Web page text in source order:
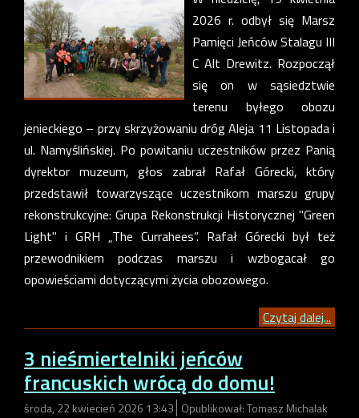
2026 r. odbył się Marsz
Pamięci Jeńców Stalagu III
C Alt Drewitz. Rozpoczął
się on w sąsiedztwie
terenu byłego obozu
jenieckiego – przy skrzyżowaniu dróg Aleja 11 Listopada i
ul. Namyślińskiej. Po powitaniu uczestników przez Panią
dyrektor muzeum, głos zabrał Rafał Górecki, który
przedstawił towarzyszące uczestnikom marszu grupy
rekonstrukcyjne: Grupa Rekonstrukcji Historycznej "Green
Light" i GRH „The Currahees”. Rafał Górecki był też
przewodnikiem podczas marszu i wzbogacał go
opowieściami dotyczącymi życia obozowego.
Czytaj dalej...
3 nieśmiertelniki jeńców
francuskich wrócą do domu!
środa, 22 kwiecień 2026 13:43 Opublikował: Tomasz Michalak